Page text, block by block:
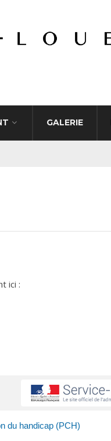
GALERIE
ici :
du handicap (PCH)